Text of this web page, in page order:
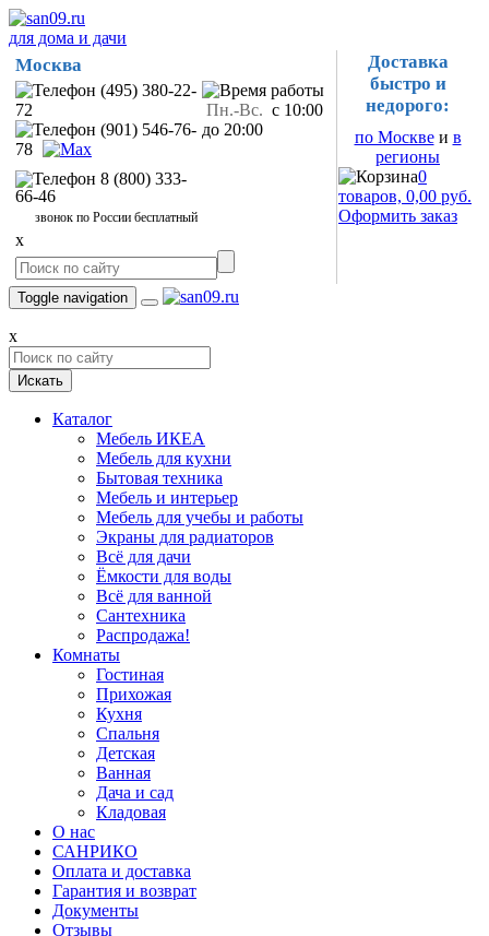
для дома и дачи
Москва
(495) 380-22-
72
(901) 546-76-
78
8 (800) 333-
66-46
звонок по России бесплатный
Пн.-Вс. с 10:00
до 20:00
x
Доставка
быстро и
недорого:
по Москвеи в
регионы
0
товаров, 0,00 руб.
Оформить заказ
Toggle navigation
x
Искать
Каталог
Мебель ИКЕА
Мебель для кухни
Бытовая техника
Мебель и интерьер
Мебель для учебы и работы
Экраны для радиаторов
Всё для дачи
Ёмкости для воды
Всё для ванной
Сантехника
Распродажа!
Комнаты
Гостиная
Прихожая
Кухня
Спальня
Детская
Ванная
Дача и сад
Кладовая
О нас
САНРИКО
Оплата и доставка
Гарантия и возврат
Документы
Отзывы